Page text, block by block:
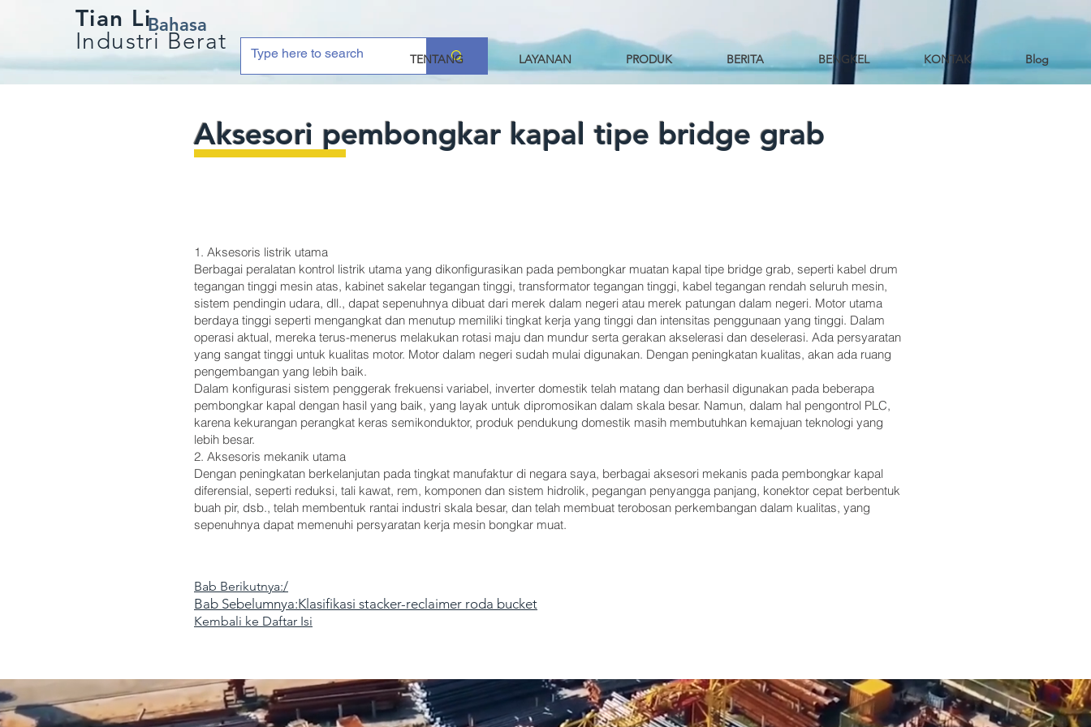
Tian Li
Industri Berat
TENTANG LAYANAN PRODUK BERITA BENGKEL KONTAK Blog
Bahasa
Aksesori pembongkar kapal tipe bridge grab
1. Aksesoris listrik utama
Berbagai peralatan kontrol listrik utama yang dikonfigurasikan pada pembongkar muatan kapal tipe bridge grab, seperti kabel drum
tegangan tinggi mesin atas, kabinet sakelar tegangan tinggi, transformator tegangan tinggi, kabel tegangan rendah seluruh mesin,
sistem pendingin udara, dll., dapat sepenuhnya dibuat dari merek dalam negeri atau merek patungan dalam negeri. Motor utama
berdaya tinggi seperti mengangkat dan menutup memiliki tingkat kerja yang tinggi dan intensitas penggunaan yang tinggi. Dalam
operasi aktual, mereka terus-menerus melakukan rotasi maju dan mundur serta gerakan akselerasi dan deselerasi. Ada persyaratan
yang sangat tinggi untuk kualitas motor. Motor dalam negeri sudah mulai digunakan. Dengan peningkatan kualitas, akan ada ruang
pengembangan yang lebih baik.
Dalam konfigurasi sistem penggerak frekuensi variabel, inverter domestik telah matang dan berhasil digunakan pada beberapa
pembongkar kapal dengan hasil yang baik, yang layak untuk dipromosikan dalam skala besar. Namun, dalam hal pengontrol PLC,
karena kekurangan perangkat keras semikonduktor, produk pendukung domestik masih membutuhkan kemajuan teknologi yang
lebih besar.
2. Aksesoris mekanik utama
Dengan peningkatan berkelanjutan pada tingkat manufaktur di negara saya, berbagai aksesori mekanis pada pembongkar kapal
diferensial, seperti reduksi, tali kawat, rem, komponen dan sistem hidrolik, pegangan penyangga panjang, konektor cepat berbentuk
buah pir, dsb., telah membentuk rantai industri skala besar, dan telah membuat terobosan perkembangan dalam kualitas, yang
sepenuhnya dapat memenuhi persyaratan kerja mesin bongkar muat.
Bab Berikutnya:/
Bab Sebelumnya:Klasifikasi stacker-reclaimer roda bucket
Kembali ke Daftar Isi